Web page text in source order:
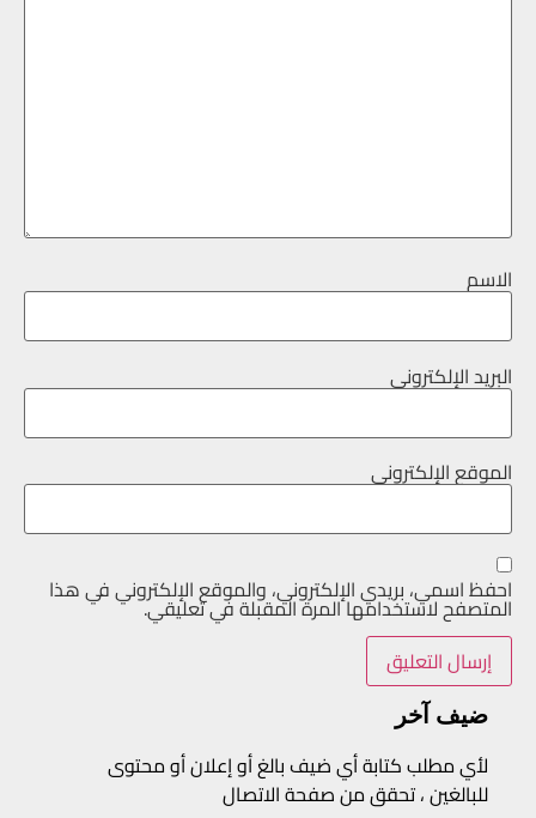
الاسم
البريد الإلكتروني
الموقع الإلكتروني
احفظ اسمي، بريدي الإلكتروني، والموقع الإلكتروني في هذا
المتصفح لاستخدامها المرة المقبلة في تعليقي.
ضيف آخر
لأي مطلب كتابة أي ضيف بالغ أو إعلان أو محتوى
للبالغين ، تحقق من صفحة الاتصال